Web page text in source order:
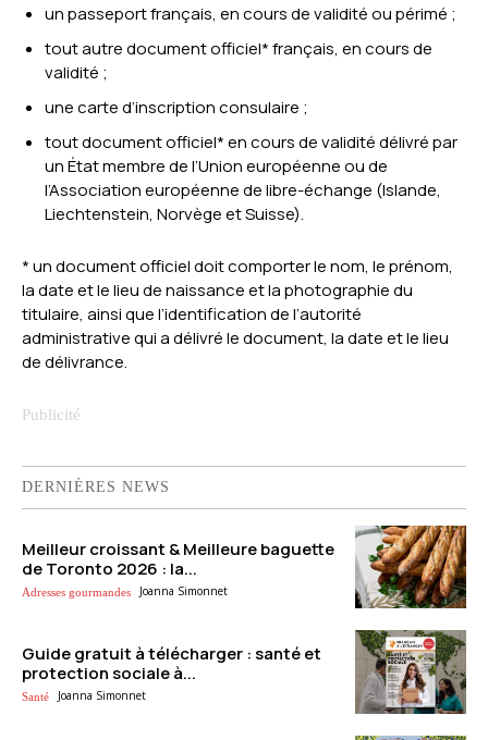
un passeport français, en cours de validité ou périmé ;
tout autre document officiel* français, en cours de
validité ;
une carte d’inscription consulaire ;
tout document officiel* en cours de validité délivré par
un État membre de l’Union européenne ou de
l’Association européenne de libre-échange (Islande,
Liechtenstein, Norvège et Suisse).
* un document officiel doit comporter le nom, le prénom,
la date et le lieu de naissance et la photographie du
titulaire, ainsi que l’identification de l’autorité
administrative qui a délivré le document, la date et le lieu
de délivrance.
DERNIÈRES NEWS
Meilleur croissant & Meilleure baguette
de Toronto 2026 : la...
Adresses gourmandes Joanna Simonnet
Guide gratuit à télécharger : santé et
protection sociale à...
Santé Joanna Simonnet